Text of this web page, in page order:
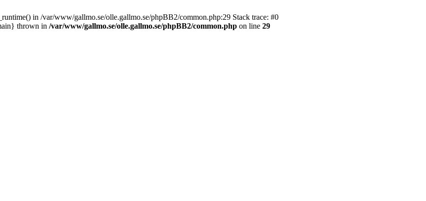
in /var/www/gallmo.se/olle.gallmo.se/phpBB2/common.php:29 Stack trace: #0
thrown in /var/www/gallmo.se/olle.gallmo.se/phpBB2/common.php on line 29